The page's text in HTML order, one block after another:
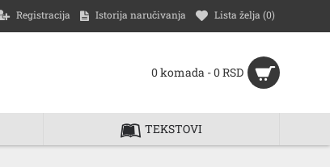
Registracija Istorija naručivanja Lista želja (0)
0 komada - 0 RSD
TEKSTOVI